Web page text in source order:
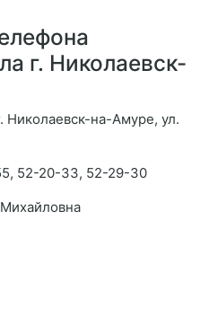
г. Николаевск-
Николаевск-на-Амуре, ул.
52-20-33, 52-29-30